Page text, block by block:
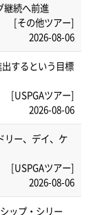
続へ前進
[その他ツアー]
2026-08-06
するという目標
[USPGAツアー]
2026-08-06
ー、デイ、ケ
[USPGAツアー]
2026-08-06
ップ・シリー